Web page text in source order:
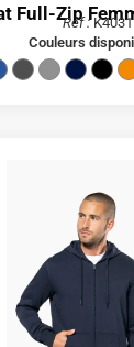
Full-Zip
Réf :K4031
Couleurs